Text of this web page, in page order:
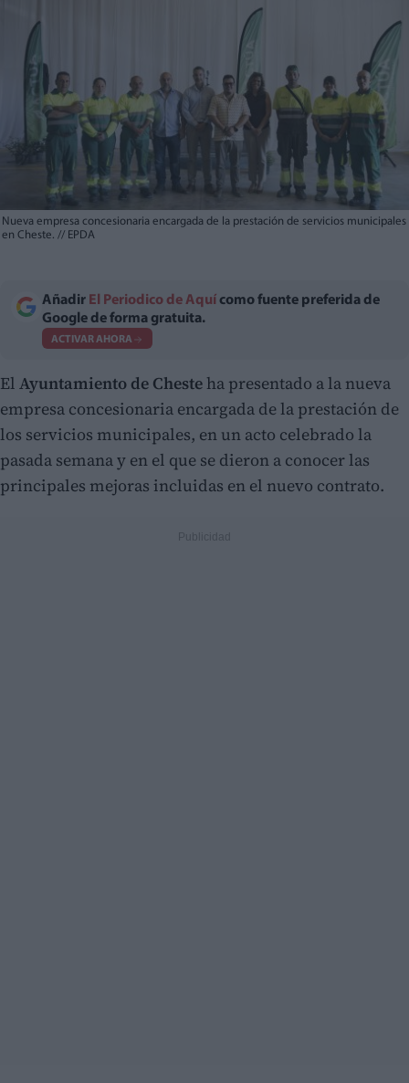
Nueva empresa concesionaria encargada de la prestación de servicios municipales
en Cheste. // EPDA
Añadir El Periodico de Aquí como fuente preferida de
Google de forma gratuita.
ACTIVAR AHORA
El Ayuntamiento de Cheste ha presentado a la nueva
empresa concesionaria encargada de la prestación de
los servicios municipales, en un acto celebrado la
pasada semana y en el que se dieron a conocer las
principales mejoras incluidas en el nuevo contrato.